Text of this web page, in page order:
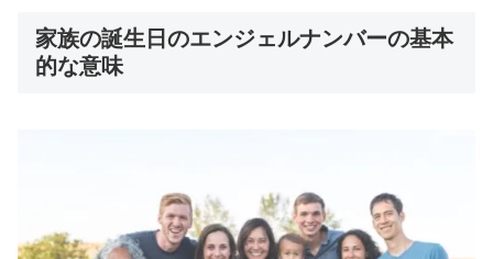
家族の誕生日のエンジェルナンバーの基本
的な意味